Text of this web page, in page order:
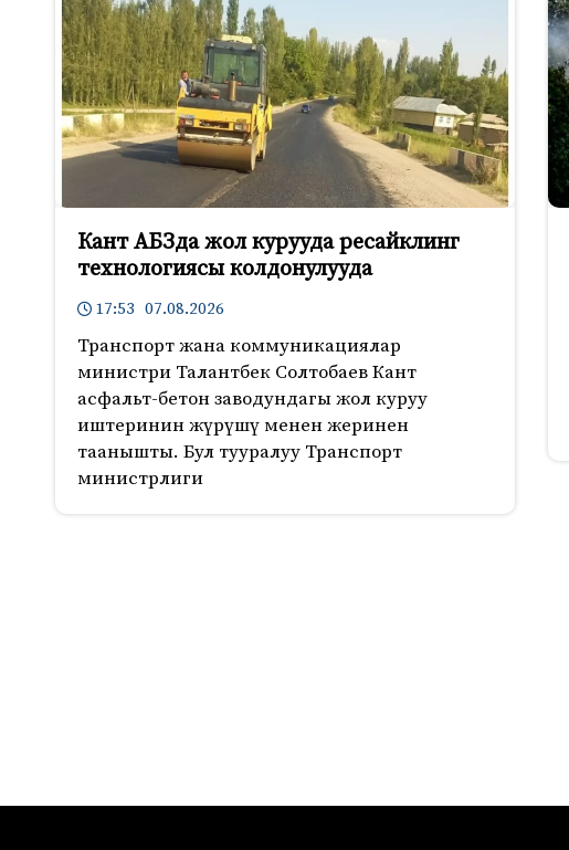
Кант АБЗда жол курууда ресайклинг
технологиясы колдонулууда
17:53 07.08.2026
Транспорт жана коммуникациялар
министри Талантбек Солтобаев Кант
асфальт-бетон заводундагы жол куруу
иштеринин жүрүшү менен жеринен
таанышты. Бул тууралуу Транспорт
министрлиги